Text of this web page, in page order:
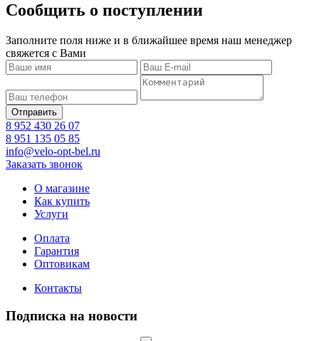
Сообщить о поступлении
Заполните поля ниже и в ближайшее время наш менеджер
свяжется с Вами
8 952 430 26 07
8 951 135 05 85
info@velo-opt-bel.ru
Заказать звонок
О магазине
Как купить
Услуги
Оплата
Гарантия
Оптовикам
Контакты
Подписка на новости